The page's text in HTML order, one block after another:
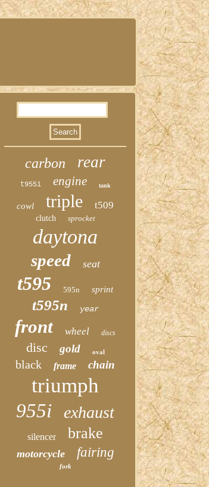
carbon rear
t955i engine tank
cowl triple t509
clutch sprocket
daytona
speed seat
t595 595n sprint
t595n year
front wheel discs
disc gold oval
black frame chain
triumph
955i exhaust
silencer brake
motorcycle fairing
fork